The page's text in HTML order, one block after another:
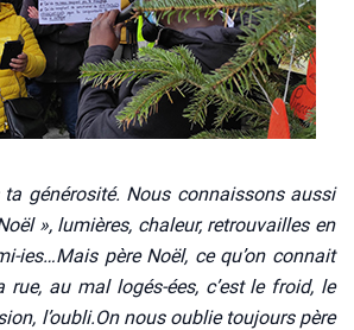
géné­ro­si­té. Nous connais­sons aus­si
», lumières, cha­leur, retrou­vailles en
ies…Mais père Noël, ce qu’on connait
au mal logés-ées, c’est le froid, le
l’oubli.On nous oublie tou­jours père